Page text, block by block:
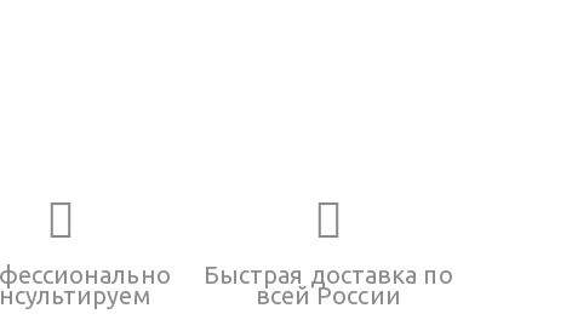
Быстрая доставка по
всей России